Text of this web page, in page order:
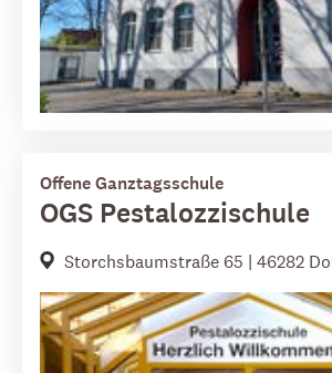
Offene Ganztagsschule
OGS Pestalozzischule
Storchsbaumstraße 65 | 46282